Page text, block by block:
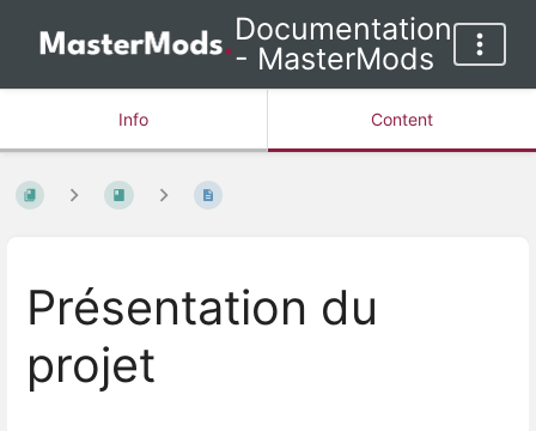
Documentation
- MasterMods
Info Content
Présentation du
projet